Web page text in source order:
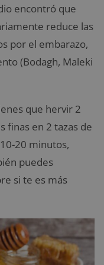
encontró que
reduce las
por el embarazo,
(Bodagh, Maleki
que hervir 2
finas en 2 tazas de
20 minutos,
puedes
si te es más